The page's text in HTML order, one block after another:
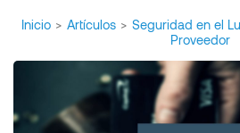
Inicio > Artículos > Seguridad en el
Proveedor